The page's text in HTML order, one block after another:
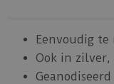
Eenvoudig te
Ook in